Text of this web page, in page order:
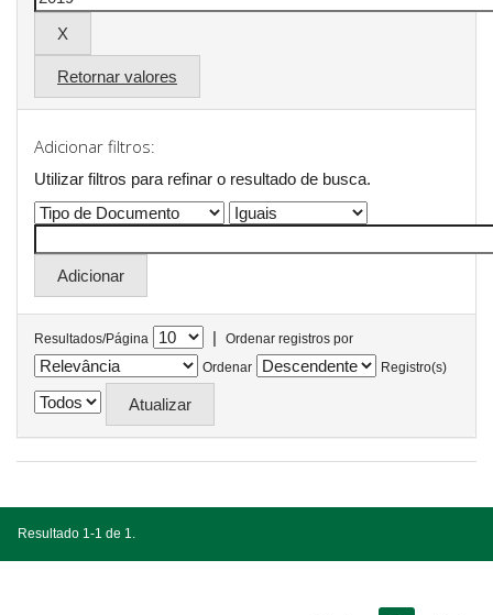
Retornar valores
Adicionar filtros:
Utilizar filtros para refinar o resultado de busca.
Resultados/Página |
Ordenar registros por
Ordenar
Registro(s)
Resultado 1-1 de 1.